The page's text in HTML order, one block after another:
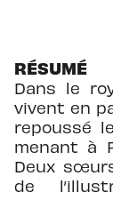
RÉSUMÉ
Dans le
vivent en
repoussé
menant à
Deux
de